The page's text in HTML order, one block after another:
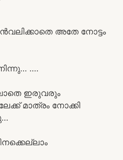
അതേ നോട്ടം
….
ഇരുവരും
മാത്രം നോക്കി